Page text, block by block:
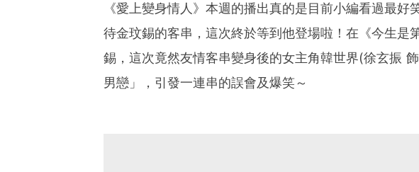
《愛上變身情人》本週的播出真的是目前小編看過最
待金玟錫的客串，這次終於等到他登場啦！在《今生是
錫，這次竟然友情客串變身後的女主角韓世界(徐玄振
男戀」，引發一連串的誤會及爆笑～